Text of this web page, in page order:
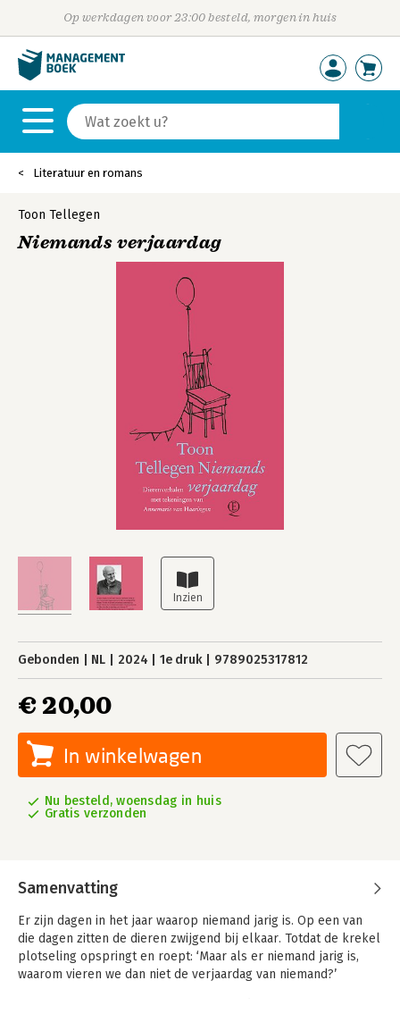
Op werkdagen voor 23:00 besteld, morgen in huis
Literatuur en romans
Toon Tellegen
Niemands verjaardag
Gebonden NL 2024 1e druk 9789025317812
€ 20,00
In winkelwagen
Nu besteld, woensdag in huis
Gratis verzonden
Samenvatting
Er zijn dagen in het jaar waarop niemand jarig is. Op een van
die dagen zitten de dieren zwijgend bij elkaar. Totdat de krekel
plotseling opspringt en roept: ‘Maar als er niemand jarig is,
waarom vieren we dan niet de verjaardag van niemand?’